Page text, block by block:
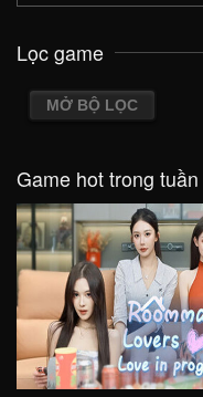
Lọc game
MỞ BỘ LỌC
Game hot trong tuần
VIEW